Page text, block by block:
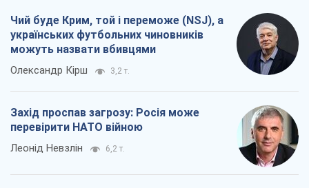
Чий буде Крим, той і переможе (NSJ), а
українських футбольних чиновників
можуть назвати вбивцями
Олександр Кірш 3,2 т.
Захід проспав загрозу: Росія може
перевірити НАТО війною
Леонід Невзлін 6,2 т.